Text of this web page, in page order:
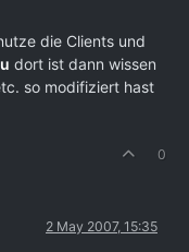
die Clients und
dort ist dann wissen
so modifiziert hast
0
2 May 2007, 15:35